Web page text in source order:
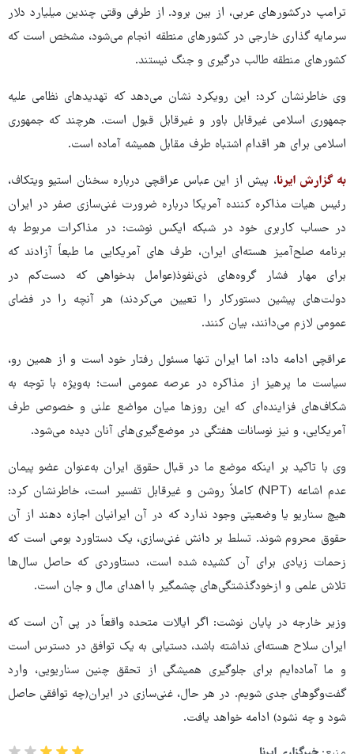
ترامپ درکشورهای عربی، از بین برود. از طرفی وقتی چندین میلیارد دلار
سرمایه گذاری خارجی در کشورهای منطقه انجام می‌شود، مشخص است که
کشورهای منطقه طالب درگیری و جنگ نیستند.
وی خاطرنشان کرد: این رویکرد نشان می‌دهد که تهدیدهای نظامی علیه
جمهوری اسلامی غیرقابل باور و غیرقابل قبول است. هرچند که جمهوری
اسلامی برای هر اقدام اشتباه طرف مقابل همیشه آماده است.
به گزارش ایرنا، پیش از این عباس عراقچی درباره سخنان استیو ویتکاف،
رئیس هیات مذاکره کننده آمریکا درباره ضرورت غنی‌سازی صفر در ایران
در حساب کاربری خود در شبکه ایکس نوشت: در مذاکرات مربوط به
برنامه صلح‌آمیز هسته‌ای ایران، طرف های آمریکایی ما طبعاً آزادند که
برای مهار فشار گروه‌های ذی‌نفوذ(عوامل بدخواهی که دست‌کم در
دولت‌های پیشین دستورکار را تعیین می‌کردند) هر آنچه را در فضای
عمومی لازم می‌دانند، بیان کنند.
عراقچی ادامه داد: اما ایران تنها مسئول رفتار خود است و از همین رو،
سیاست ما پرهیز از مذاکره در عرصه عمومی است؛ به‌ویژه با توجه به
شکاف‌های فزاینده‌ای که این روزها میان مواضع علنی و خصوصی طرف
آمریکایی، و نیز نوسانات هفتگی در موضع‌گیری‌های آنان دیده می‌شود.
وی با تاکید بر اینکه موضع ما در قبال حقوق ایران به‌عنوان عضو پیمان
عدم اشاعه (NPT) کاملاً روشن و غیرقابل تفسیر است، خاطرنشان کرد:
هیچ سناریو یا وضعیتی وجود ندارد که در آن ایرانیان اجازه دهند از آن
حقوق محروم شوند. تسلط بر دانش غنی‌سازی، یک دستاورد بومی است که
زحمات زیادی برای آن کشیده شده است، دستاوردی که حاصل سال‌ها
تلاش علمی و ازخودگذشتگی‌های چشمگیر با اهدای مال و جان است.
وزیر خارجه در پایان نوشت: اگر ایالات متحده واقعاً در پی آن است که
ایران سلاح هسته‌ای نداشته باشد، دستیابی به یک توافق در دسترس است
و ما آماده‌ایم برای جلوگیری همیشگی از تحقق چنین سناریویی، وارد
گفت‌وگوهای جدی شویم. در هر حال، غنی‌سازی در ایران(چه توافقی حاصل
شود و چه نشود) ادامه خواهد یافت.